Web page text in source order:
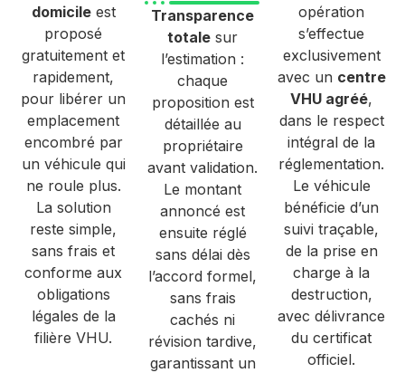
domicileest
proposé
gratuitement et
rapidement,
pour libérer un
emplacement
encombré par
un véhicule qui
ne roule plus.
La solution
reste simple,
sans frais et
conforme aux
obligations
légales de la
filière VHU.
Transparence
totale sur
l’estimation :
chaque
proposition est
détaillée au
propriétaire
avant validation.
Le montant
annoncé est
ensuite réglé
sans délai dès
l’accord formel,
sans frais
cachés ni
révision tardive,
garantissant un
opération
s’effectue
exclusivement
avec un centre
VHU agréé,
dans le respect
intégral de la
réglementation.
Le véhicule
bénéficie d’un
suivi traçable,
de la prise en
charge à la
destruction,
avec délivrance
du certificat
officiel.